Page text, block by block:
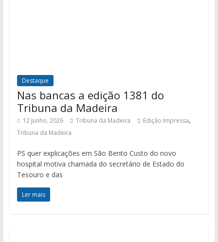
Destaque
Nas bancas a edição 1381 do
Tribuna da Madeira
12 Junho, 2026 Tribuna da Madeira Edição Impressa,
Tribuna da Madeira
PS quer explicações em São Bento Custo do novo
hospital motiva chamada do secretário de Estado do
Tesouro e das
Ler mais